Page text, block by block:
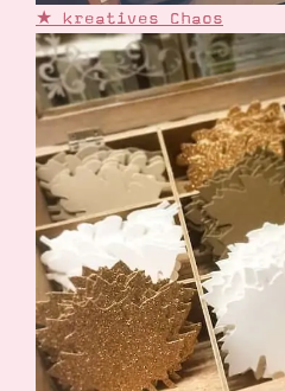
★ kreatives Chaos